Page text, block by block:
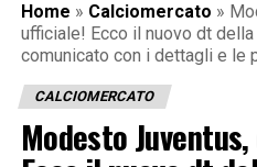
Home » Calciomercato »
ufficiale! Ecco il nuovo dt
comunicato con i dettagli e le
CALCIOMERCATO
Modesto